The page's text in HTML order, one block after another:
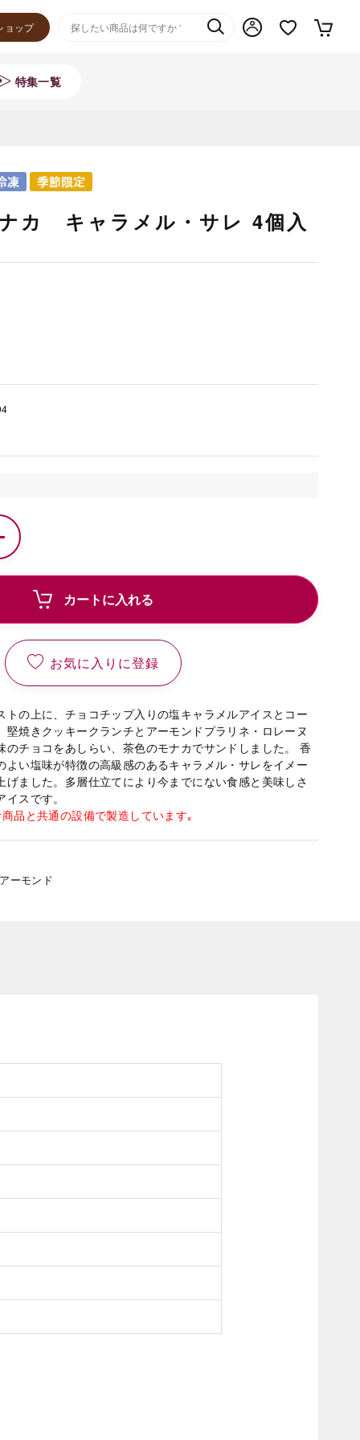
ョップ
特集一覧
カ キャラメル・サレ 4個入
カートに入れる
お気に入りに登録
トの上に、チョコチップ入りの塩キャラメルアイスとコー
堅焼きクッキークランチとアーモンドプラリネ・ロレーヌ
のチョコをあしらい、茶色のモナカでサンドしました。 香
よい塩味が特徴の高級感のあるキャラメル・サレをイメー
げました。多層仕立てにより今までにない食感と美味しさ
スです。
品と共通の設備で製造しています｡
ーモンド